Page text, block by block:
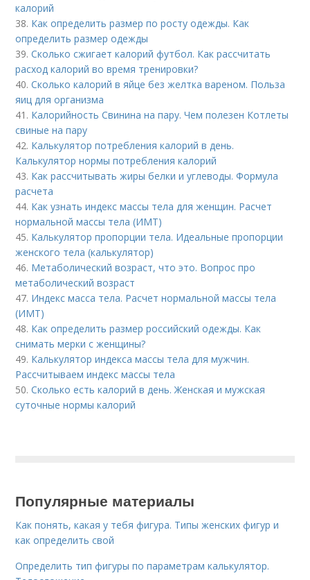
калорий
38. Как определить размер по росту одежды. Как
определить размер одежды
39.Сколько сжигает калорий футбол. Как рассчитать
расход калорий во время тренировки?
40.Сколько калорий в яйце без желтка вареном. Польза
яиц для организма
41. Калорийность Свинина на пару. Чем полезен Котлеты
свиные на пару
42. Калькулятор потребления калорий в день.
Калькулятор нормы потребления калорий
43. Как рассчитывать жиры белки и углеводы. Формула
расчета
44. Как узнать индекс массы тела для женщин. Расчет
нормальной массы тела (ИМТ)
45. Калькулятор пропорции тела. Идеальные пропорции
женского тела (калькулятор)
46. Метаболический возраст, что это. Вопрос про
метаболический возраст
47. Индекс масса тела. Расчет нормальной массы тела
(ИМТ)
48. Как определить размер российский одежды. Как
снимать мерки с женщины?
49. Калькулятор индекса массы тела для мужчин.
Рассчитываем индекс массы тела
50.Сколько есть калорий в день. Женская и мужская
суточные нормы калорий
Популярные материалы
Как понять, какая у тебя фигура. Типы женских фигур и
как определить свой
Определить тип фигуры по параметрам калькулятор.